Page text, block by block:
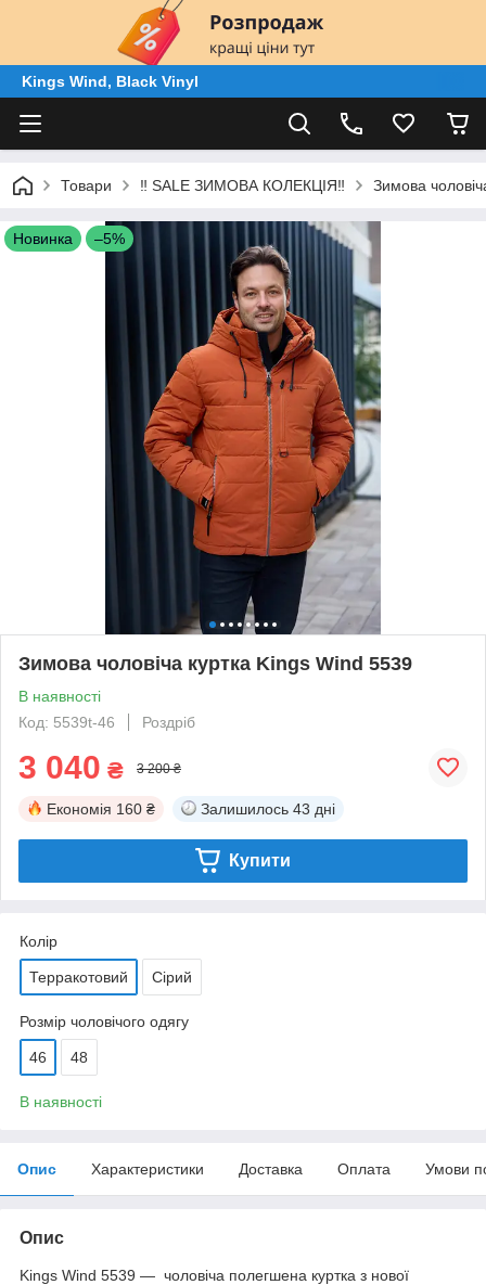
Kings Wind, Black Vinyl
Товари ‼️ SALE ЗИМОВА КОЛЕКЦІЯ‼️ Зимова
Новинка –5%
Зимова чоловіча куртка Kings Wind 5539
В наявності
Код: 5539t-46
Роздріб
3 040 ₴ 3 200 ₴
Економія 160 ₴ Залишилось 43 дні
Купити
Колір
Терракотовий Сірий
Розмір чоловічого одягу
46 48
В наявності
Опис Характеристики Доставка Оплата Умови
Опис
Kings Wind 5539 — чоловіча полегшена куртка з нової